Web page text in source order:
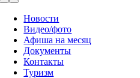
Toggle
NavigationНовости
Видео/фото
Афиша на месяц
Документы
Контакты
Туризм